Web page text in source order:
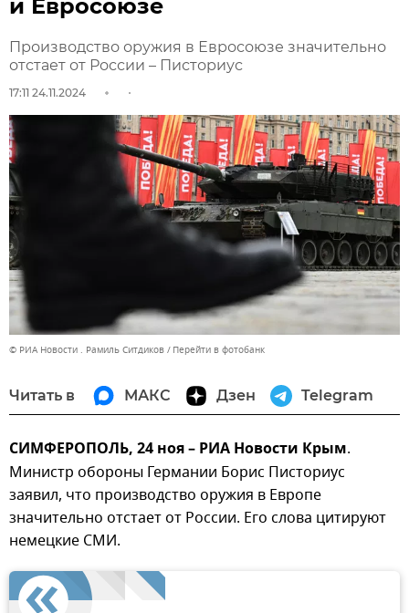
и Евросоюзе
Производство оружия в Евросоюзе значительно
отстает от России – Писториус
17:11 24.11.2024
© РИА Новости . Рамиль Ситдиков Перейти в фотобанк
Читать в МАКС Дзен Telegram
СИМФЕРОПОЛЬ, 24 ноя – РИА Новости Крым.
Министр обороны Германии Борис Писториус
заявил, что производство оружия в Европе
значительно отстает от России. Его слова цитируют
немецкие СМИ.